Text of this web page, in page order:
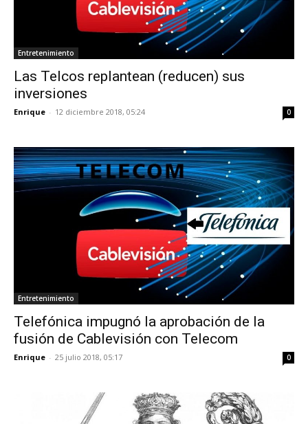
Entretenimiento
Las Telcos replantean (reducen) sus
inversiones
Enrique - 12 diciembre 2018, 05:24 0
Entretenimiento
Telefónica impugnó la aprobación de la
fusión de Cablevisión con Telecom
Enrique - 25 julio 2018, 05:17 0